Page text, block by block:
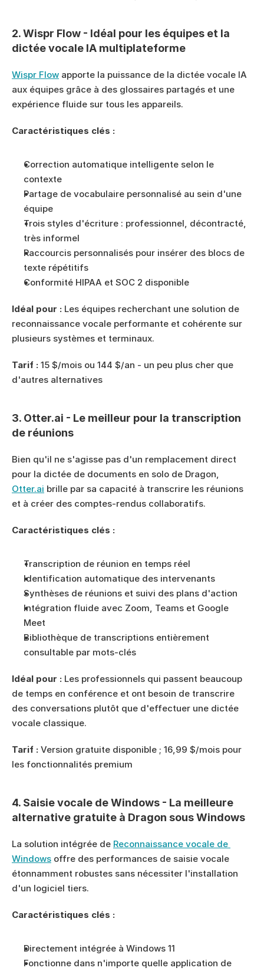
2. Wispr Flow - Idéal pour les équipes et la
dictée vocale IA multiplateforme
Wispr Flow apporte la puissance de la dictée vocale IA
aux équipes grâce à des glossaires partagés et une
expérience fluide sur tous les appareils.
Caractéristiques clés :
Correction automatique intelligente selon le
contexte
Partage de vocabulaire personnalisé au sein d'une
équipe
Trois styles d'écriture : professionnel, décontracté,
très informel
Raccourcis personnalisés pour insérer des blocs de
texte répétitifs
Conformité HIPAA et SOC 2 disponible
Idéal pour : Les équipes recherchant une solution de
reconnaissance vocale performante et cohérente sur
plusieurs systèmes et terminaux.
Tarif : 15 $/mois ou 144 $/an - un peu plus cher que
d'autres alternatives
3. Otter.ai - Le meilleur pour la transcription
de réunions
Bien qu'il ne s'agisse pas d'un remplacement direct
Otter.ai brille par sa capacité à transcrire les réunions
et à créer des comptes-rendus collaboratifs.
Caractéristiques clés :
Transcription de réunion en temps réel
Identification automatique des intervenants
Synthèses de réunions et suivi des plans d'action
Intégration fluide avec Zoom, Teams et Google
Meet
Bibliothèque de transcriptions entièrement
consultable par mots-clés
Idéal pour : Les professionnels qui passent beaucoup
de temps en conférence et ont besoin de transcrire
des conversations plutôt que d'effectuer une dictée
vocale classique.
Tarif : Version gratuite disponible ; 16,99 $/mois pour
les fonctionnalités premium
4. Saisie vocale de Windows - La meilleure
alternative gratuite à Dragon sous Windows
La solution intégrée de Reconnaissance vocale de
Windows offre des performances de saisie vocale
étonnamment robustes sans nécessiter l'installation
d'un logiciel tiers.
Caractéristiques clés :
Directement intégrée à Windows 11
Fonctionne dans n'importe quelle application de